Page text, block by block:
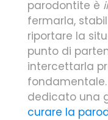
parodontite è
fermarla,
riportare la
punto di
intercettarla
dedicato una
curare la